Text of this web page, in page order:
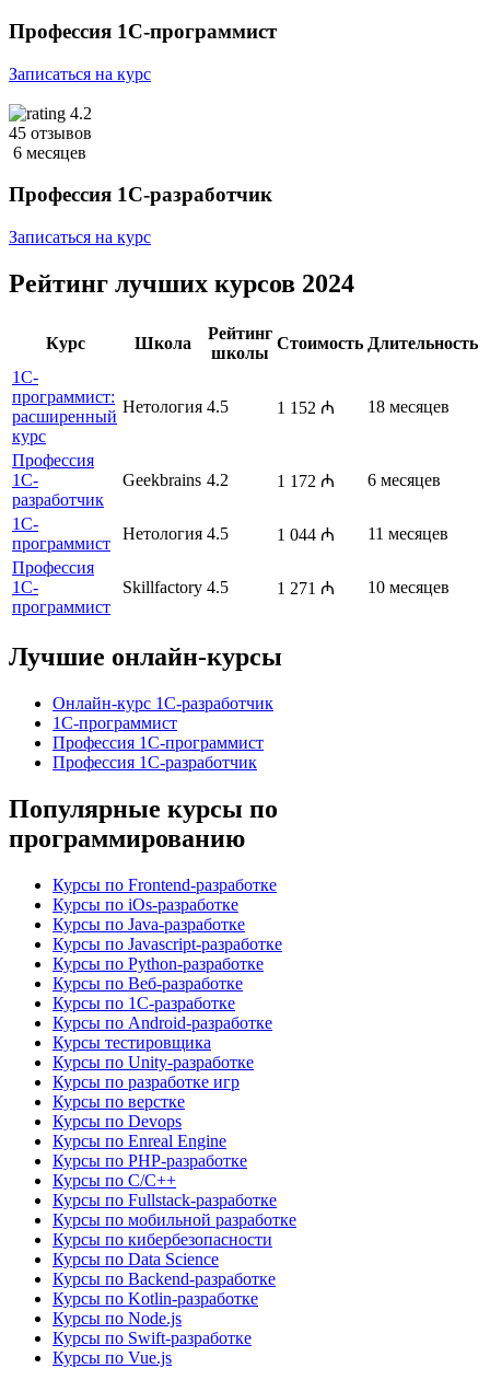
Профессия 1С-программист
Записаться на курс
4.2
45 отзывов
6 месяцев
Профессия 1С-разработчик
Записаться на курс
Рейтинг лучших курсов 2024
Курс Школа
Рейтинг
школы
Стоимость Длительность
1C-
программист:
расширенный
курс
Нетология 4.5 1 152 ₼ 18 месяцев
Профессия
1С-
разработчик
Geekbrains 4.2 1 172 ₼ 6 месяцев
1С-
программист
Нетология 4.5 1 044 ₼
11 месяцев
Профессия
1С-
программист
Skillfactory 4.5 1 271 ₼ 10 месяцев
Лучшие онлайн-курсы
Онлайн-курс 1С-разработчик
1С-программист
Профессия 1С-программист
Профессия 1С-разработчик
Популярные курсы по
программированию
Курсы по Frontend-разработке
Курсы по iOs-разработке
Курсы по Java-разработке
Курсы по Javascript-разработке
Курсы по Python-разработке
Курсы по Веб-разработке
Курсы по 1С-разработке
Курсы по Android-разработке
Курсы тестировщика
Курсы по Unity-разработке
Курсы по разработке игр
Курсы по верстке
Курсы по Devops
Курсы по Enreal Engine
Курсы по PHP-разработке
Курсы по C/C++
Курсы по Fullstack-разработке
Курсы по мобильной разработке
Курсы по кибербезопасности
Курсы по Data Science
Курсы по Backend-разработке
Курсы по Kotlin-разработке
Курсы по Node.js
Курсы по Swift-разработке
Курсы по Vue.js